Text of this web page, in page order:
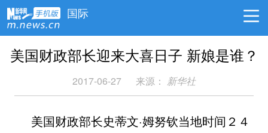
国际
美国财政部长迎来大喜日子 新娘是谁？
2017-06-27 来源： 新华社
美国财政部长史蒂文·姆努钦当地时间２４